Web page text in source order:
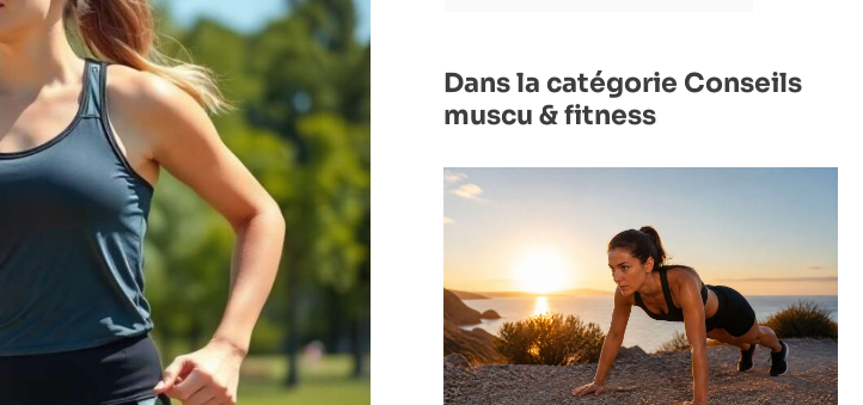
Dans la catégorie Conseils
muscu & fitness